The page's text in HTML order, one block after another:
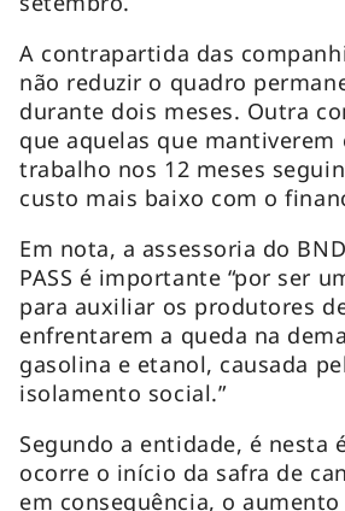
A contrapartida das
não reduzir o quadro
durante dois meses. Outra
que aquelas que mantiverem
trabalho nos 12 meses
custo mais baixo com o
Em nota, a assessoria do
PASS é importante “por ser
para auxiliar os produtores
enfrentarem a queda na
gasolina e etanol, causada
isolamento social.”
Segundo a entidade, é nesta
ocorre o início da safra de
em consequência, o